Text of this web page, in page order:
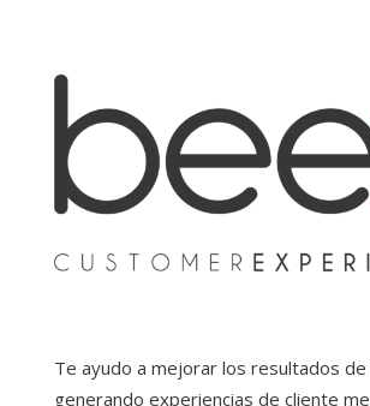
Te ayudo a mejorar los resultados
generando experiencias de cliente